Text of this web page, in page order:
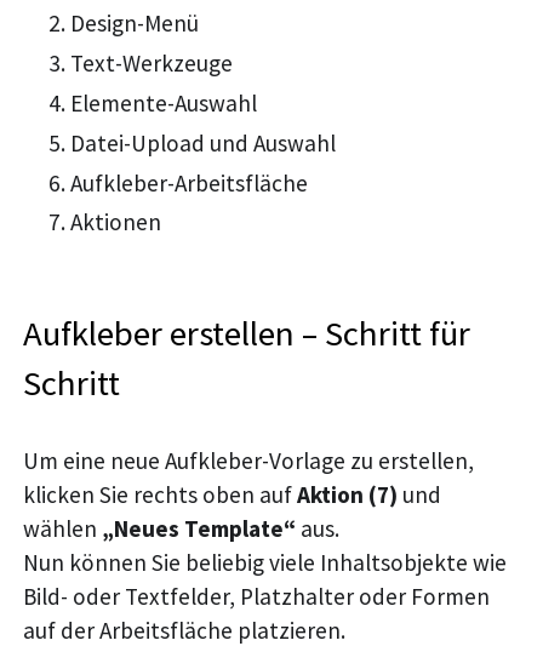
Design-Menü
Text-Werkzeuge
Elemente-Auswahl
Datei-Upload und Auswahl
Aufkleber-Arbeitsfläche
Aktionen
Aufkleber erstellen – Schritt für
Schritt
Um eine neue Aufkleber-Vorlage zu erstellen,
klicken Sie rechts oben aufAktion (7) und
wählen „Neues Template“ aus.
Nun können Sie beliebig viele Inhaltsobjekte wie
Bild- oder Textfelder, Platzhalter oder Formen
auf der Arbeitsfläche platzieren.